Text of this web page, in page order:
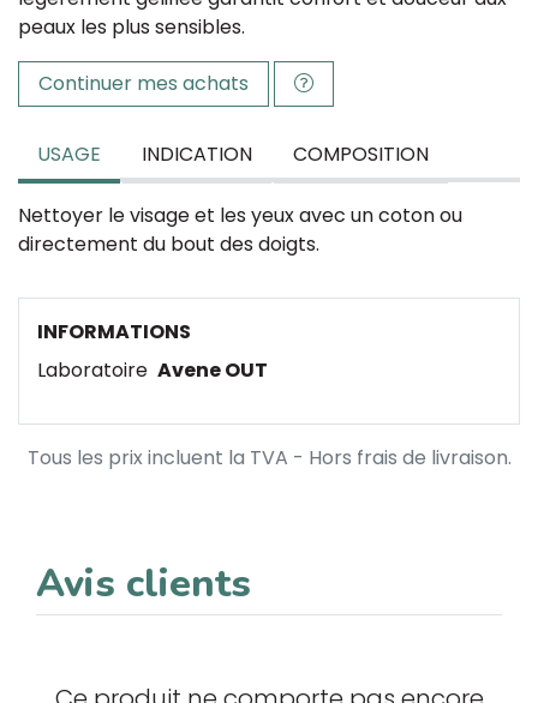
peaux les plus sensibles.
Continuer mes achats
USAGE INDICATION COMPOSITION
Nettoyer le visage et les yeux avec un coton ou
directement du bout des doigts.
INFORMATIONS
Laboratoire Avene OUT
Tous les prix incluent la TVA - Hors frais de livraison.
Avis clients